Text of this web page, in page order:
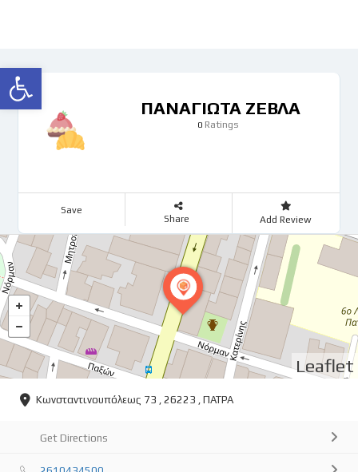
Ανοίξτε τη γραμμή εργαλείων
ΠΑΝΑΓΙΩΤΑ ΖΕΒΛΑ
0Ratings
Save
Share Add Review
Leaflet
Κωνσταντινουπόλεως 73 , 26223 , ΠΑΤΡΑ
Get Directions